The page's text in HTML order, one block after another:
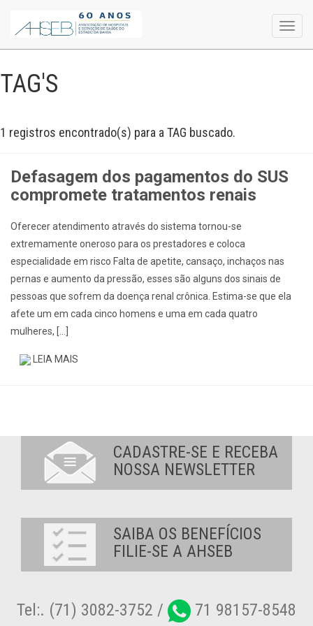
TAG'S
1 registros encontrado(s) para a TAG buscado.
Defasagem dos pagamentos do SUS
compromete tratamentos renais
Oferecer atendimento através do sistema tornou-se
extremamente oneroso para os prestadores e coloca
especialidade em risco Falta de apetite, cansaço, inchaços nas
pernas e aumento da pressão, esses são alguns dos sinais de
pessoas que sofrem da doença renal crônica. Estima-se que ela
afete um em cada cinco homens e uma em cada quatro
mulheres, […]
LEIA MAIS
CADASTRE-SE E RECEBA
NOSSA NEWSLETTER
SAIBA OS BENEFÍCIOS
FILIE-SE A AHSEB
Tel:. (71) 3082-3752 / 71 98157-8548